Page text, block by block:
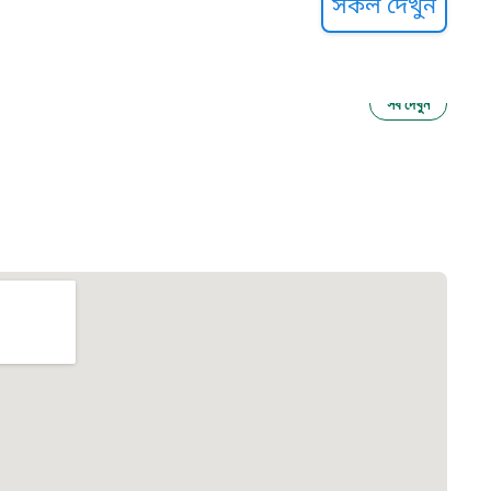
সকল দেখুন
সব দেখুন